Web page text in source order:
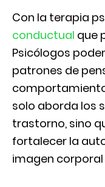
Con la terapia
conductual que
Psicólogos
patrones de
solo aborda los
trastorno, sino
fortalecer la
imagen